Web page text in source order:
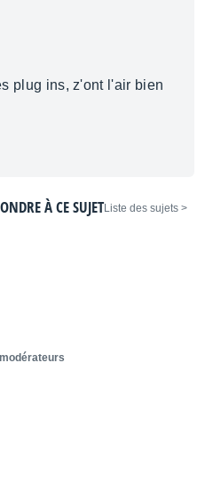
plug ins, z'ont l'air bien
< Liste des sujets
À CE SUJET